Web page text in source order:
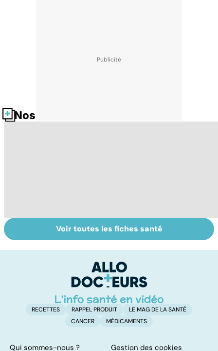
Nos fiches santé
Tout savoir sur le
cerveau
Staphylocoque
doré : une
surveillance
Voir toutes les fiches santé
RECETTES RAPPEL PRODUIT
LE MAG DE LA SANTÉ
CANCER
MÉDICAMENTS
Qui sommes-nous ? Gestion des cookies